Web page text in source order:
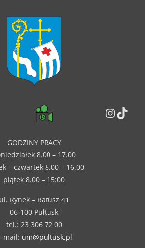
GODZINY PRACY
8.00 – 17.00
– czwartek 8.00 – 16.00
piątek 8.00 – 15:00
ul. Rynek – Ratusz 41
06-100 Pułtusk
tel.: 23 306 72 00
um@pultusk.pl